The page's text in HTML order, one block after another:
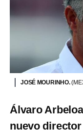
JOSÉ MOURINHO.
Álvaro
nuevo